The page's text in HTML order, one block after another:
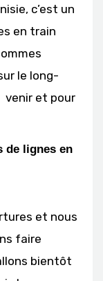
c’est un
en train
le long-
venir et pour
de lignes en
et nous
faire
bientôt